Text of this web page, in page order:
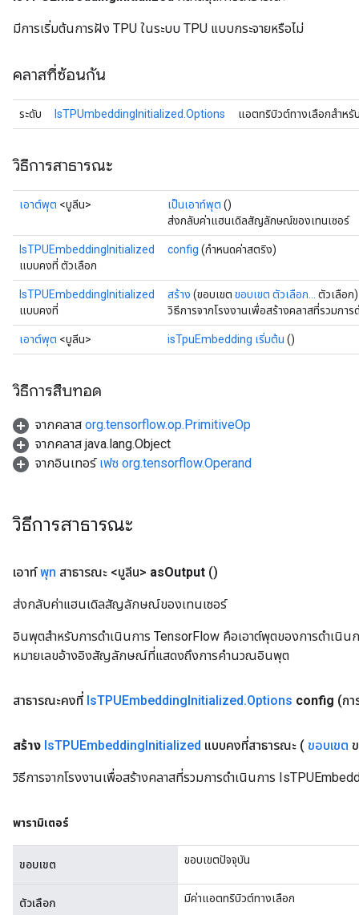
มีการเริ่มต้นการฝัง TPU ในระบบ TPU แบบกระจายหรือไม่
คลาสที่ซ้อนกัน
ระดับ IsTPUmbeddingInitialized.Options แอตทริบิวต์ทางเลือกสำหรั
วิธีการสาธารณะ
เอาต์พุต <บูลีน> เป็นเอาท์พุต ()
ส่งกลับค่าแฮนเดิลสัญลักษณ์ของเทนเซอร์
IsTPUEmbeddingInitialized
แบบคงที่ ตัวเลือก
config (กำหนดค่าสตริง)
IsTPUEmbeddingInitialized
แบบคงที่
สร้าง (ขอบเขต ขอบเขต ตัวเลือก...
ตัวเลือก)
วิธีการจากโรงงานเพื่อสร้างคลาสที่รวมกา
เอาต์พุต <บูลีน> isTpuEmbedding เริ่มต้น ()
วิธีการสืบทอด
จากคลาส org.tensorflow.op.PrimitiveOp
จากคลาส java.lang.Object
จากอินเทอร์ เฟซ org.tensorflow.Operand
วิธีการสาธารณะ
เอาท์พุท สาธารณะ <บูลีน> asOutput ()
ส่งกลับค่าแฮนเดิลสัญลักษณ์ของเทนเซอร์
อินพุตสำหรับการดำเนินการ TensorFlow คือเอาต์พุตของการดำเนิน
หมายเลขอ้างอิงสัญลักษณ์ที่แสดงถึงการคำนวณอินพุต
สาธารณะคงที่ IsTPUEmbeddingInitialized.Options config (กา
สร้าง IsTPUEmbeddingInitialized แบบคงที่สาธารณะ ( ขอบเขต
วิธีการจากโรงงานเพื่อสร้างคลาสที่รวมการดำเนินการ
พารามิเตอร์
ขอบเขต ขอบเขตปัจจุบัน
ตัวเลือก มีค่าแอตทริบิวต์ทางเลือก